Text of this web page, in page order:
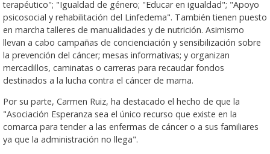
terapéutico"; "Igualdad de género; "Educar en igualdad"; "Apoyo
psicosocial y rehabilitación del Linfedema". También tienen puesto
en marcha talleres de manualidades y de nutrición. Asimismo
llevan a cabo campañas de concienciación y sensibilización sobre
la prevención del cáncer; mesas informativas; y organizan
mercadillos, caminatas o carreras para recaudar fondos
destinados a la lucha contra el cáncer de mama.
Por su parte, Carmen Ruiz, ha destacado el hecho de que la
"Asociación Esperanza sea el único recurso que existe en la
comarca para tender a las enfermas de cáncer o a sus familiares
ya que la administración no llega".